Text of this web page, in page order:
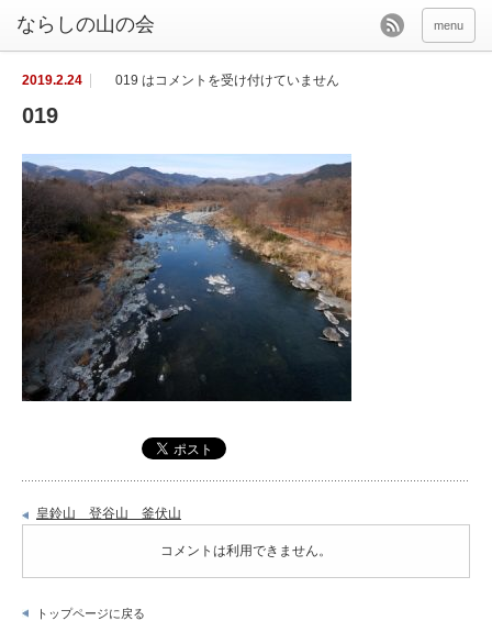
menu
2019.2.24 019 はコメントを受け付けていません
019
皇鈴山 登谷山 釜伏山
コメントは利用できません。
トップページに戻る